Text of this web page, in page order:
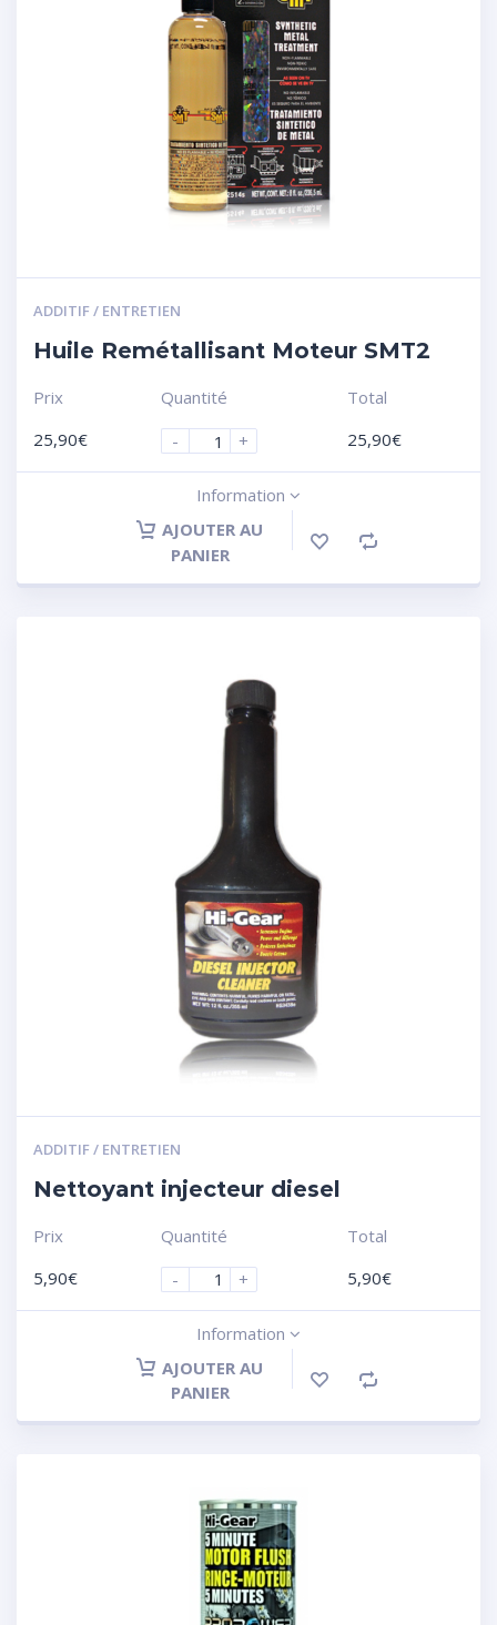
ADDITIF / ENTRETIEN
Huile Remétallisant Moteur SMT2
Prix
25,90€
Quantité
-
+
Total
25,90€
Information
AJOUTER AU
PANIER
ADDITIF / ENTRETIEN
Nettoyant injecteur diesel
Prix
5,90€
Quantité
-
+
Total
5,90€
Information
AJOUTER AU
PANIER